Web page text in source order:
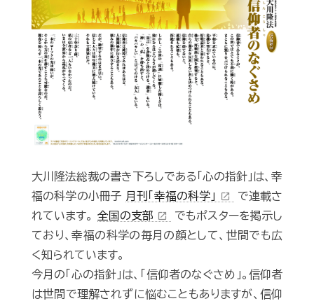
大川隆法総裁の書き下ろしである「心の指針」は、幸
福の科学の小冊子 月刊「幸福の科学」 open_in_new
で連載さ
れています。 全国の支部 open_in_new
でもポスターを掲示し
ており、幸福の科学の毎月の顔として、世間でも広
く知られています。
今月の「心の指針」は、「信仰者のなぐさめ」。信仰者
は世間で理解されずに悩むこともありますが、信仰